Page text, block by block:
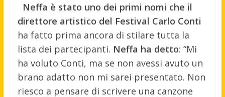
Neffa è stato uno dei primi nomi che il
direttore artistico del Festival Carlo Conti
ha fatto prima ancora di stilare tutta la
lista dei partecipanti. Neffa ha detto: “Mi
ha voluto Conti, ma se non avessi avuto un
brano adatto non mi sarei presentato. Non
riesco a pensare di scrivere una canzone